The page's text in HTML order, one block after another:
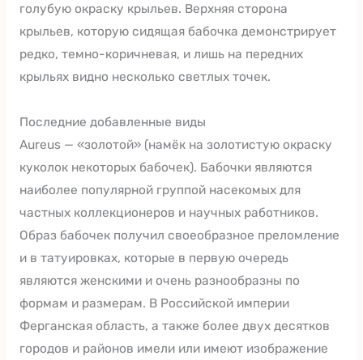
голубую окраску крыльев. Верхняя сторона
крыльев, которую сидящая бабочка демонстрирует
редко, темно-коричневая, и лишь на передних
крыльях видно несколько светлых точек.
Последние добавленные виды
Aureus — «золотой» (намёк на золотистую окраску
куколок некоторых бабочек). Бабочки являются
наиболее популярной группой насекомых для
частных коллекционеров и научных работников.
Образ бабочек получил своеобразное преломление
и в татуировках, которые в первую очередь
являются женскими и очень разнообразны по
формам и размерам. В Российской империи
Ферганская область, а также более двух десятков
городов и районов имели или имеют изображение